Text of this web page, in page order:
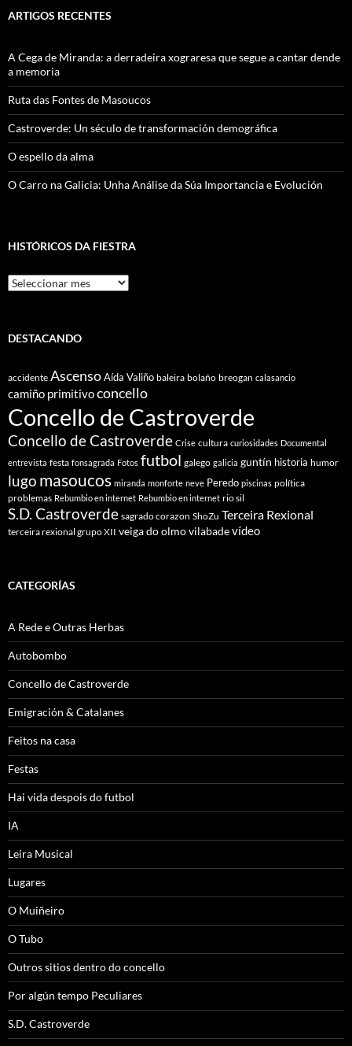
ARTIGOS RECENTES
A Cega de Miranda: a derradeira xograresa que segue a cantar dende
a memoria
Ruta das Fontes de Masoucos
Castroverde: Un século de transformación demográfica
O espello da alma
O Carro na Galicia: Unha Análise da Súa Importancia e Evolución
HISTÓRICOS DA FIESTRA
Históricos
Da
DESTACANDO
accidente AscensoAída Valiño baleira bolaño breogan calasancio
camiño primitivoconcello
Concello de Castroverde
Concello de Castroverde Crise cultura curiosidades Documental
entrevista festa fonsagrada Fotos futbol galego galicia guntín historia humor
lugo masoucos miranda monforte neve Peredo piscinas política
problemas Rebumbio en internet Rebumbio en internet rio sil
S.D. Castroverde sagrado corazon ShoZu Terceira Rexional
terceira rexional grupo XII veiga do olmovilabadevídeo
CATEGORÍAS
A Rede e Outras Herbas
Autobombo
Concello de Castroverde
Emigración & Catalanes
Feitos na casa
Festas
Hai vida despois do futbol
IA
Leira Musical
Lugares
O Muiñeiro
O Tubo
Outros sitios dentro do concello
Por algún tempo Peculiares
S.D. Castroverde